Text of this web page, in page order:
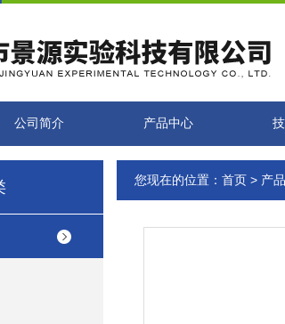
公司简介 产品中心
您现在的位置： 首页 > 产